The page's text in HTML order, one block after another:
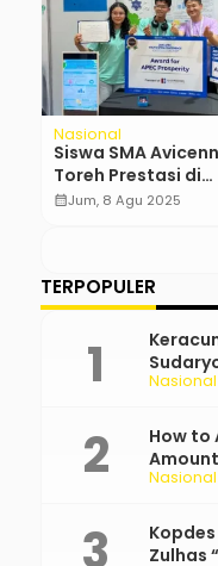
Nasional
Siswa SMA
Toreh Prestasi di
APEC Youth STEM
calendar_monthJum, 8 Agu 2025
TERPOPULER
Nasional
Nasional
How to
Zulhas